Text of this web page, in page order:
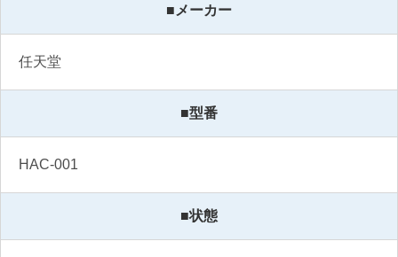
■メーカー
任天堂
■型番
HAC-001
■状態